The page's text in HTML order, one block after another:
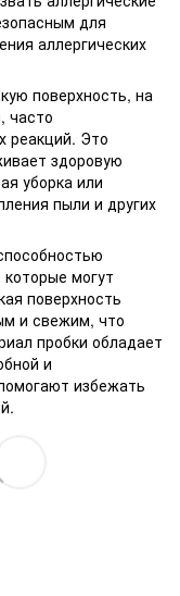
для
аллергических
поверхность, на
часто
реакций. Это
здоровую
уборка или
пыли и других
могут
поверхность
и свежим, что
пробки обладает
и
избежать